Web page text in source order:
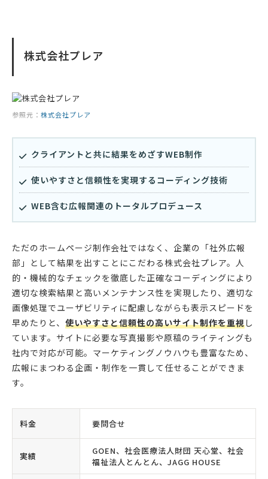
株式会社プレア
参照元： 株式会社プレア
クライアントと共に結果をめざすWEB制作
使いやすさと信頼性を実現するコーディング技術
WEB含む広報関連のトータルプロデュース
ただのホームページ制作会社ではなく、企業の「社外広報
部」として結果を出すことにこだわる株式会社プレア。人
的・機械的なチェックを徹底した正確なコーディングにより
適切な検索結果と高いメンテナンス性を実現したり、適切な
画像処理でユーザビリティに配慮しながらも表示スピードを
早めたりと、 使いやすさと信頼性の高いサイト制作を重視し
ています。サイトに必要な写真撮影や原稿のライティングも
社内で対応が可能。マーケティングノウハウも豊富なため、
広報にまつわる企画・制作を一貫して任せることができま
す。
料金 要問合せ
実績
GOEN、社会医療法人財団 天心堂、社会
福祉法人とんとん、JAGG HOUSE